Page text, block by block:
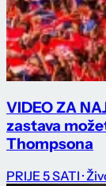
VIDEO ZA
zastava
Thompsona
PRIJE 5 SATI ·